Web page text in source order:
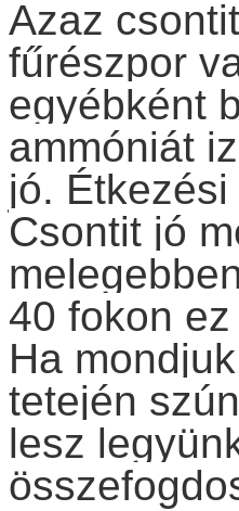
Azaz
fűrészpor
egyébként
ammóniát
jó. Étkezési
Csontit jó
40 fokon
Ha
tetején
lesz